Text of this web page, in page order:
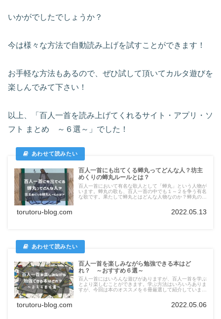
いかがでしたでしょうか？
今は様々な方法で自動読み上げを試すことができます！
お手軽な方法もあるので、ぜひ試して頂いてカルタ遊びを
楽しんでみて下さい！
以上、「百人一首を読み上げてくれるサイト・アプリ・ソ
フト まとめ ～６選～」でした！
百人一首にも出てくる蝉丸ってどんな人？坊主
めくりの蝉丸ルールとは？
百人一首において有名な歌人として「蝉丸」という人物が
います。蝉丸の歌も、百人一首の中でも１～２を争う有名
な歌です。果たして蝉丸とはどんな人物なのか？蝉丸の歌
torutoru-blog.com 2022.05.13
百人一首を楽しみながら勉強できる本はど
れ？ ～おすすめ６選～
百人一首にはいろんな遊びがありますが、百人一首を学ぶ
とより楽しむことができます。学ぶ方法はいろいろありま
すが、今回は本のオススメを６冊厳選して紹介していま
torutoru-blog.com 2022.05.06